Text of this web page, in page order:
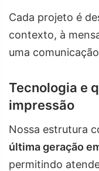
Cada projeto é
contexto, à
uma
Tecnologia e
impressão
Nossa estrutura
última geração
permitindo